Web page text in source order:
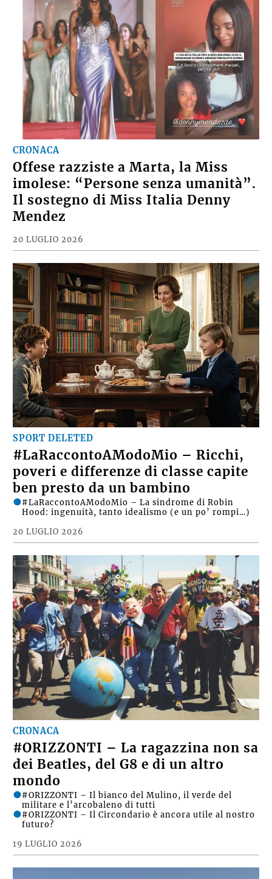
CRONACA
Offese razziste a Marta, la Miss
imolese: “Persone senza umanità”.
Il sostegno di Miss Italia Denny
Mendez
20 LUGLIO 2026
SPORT DELETED
#LaRaccontoAModoMio – Ricchi,
poveri e differenze di classe capite
ben presto da un bambino
20 LUGLIO 2026
#LaRaccontoAModoMio – La sindrome di Robin
Hood: ingenuità, tanto idealismo (e un po’ rompi…)
CRONACA
#ORIZZONTI – La ragazzina non sa
dei Beatles, del G8 e di un altro
mondo
19 LUGLIO 2026
#ORIZZONTI – Il bianco del Mulino, il verde del
militare e l’arcobaleno di tutti
#ORIZZONTI – Il Circondario è ancora utile al nostro
futuro?